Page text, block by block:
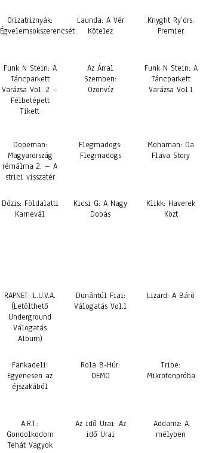
Orizatriznyák:
Égvelemsokszerencsét
Launda: A Vér
Kötelez
Knyght Ry’drs:
Premier
Funk N Stein: A
Táncparkett
Varázsa Vol. 2 –
Félbetépett
Tikett
Az Árral
Szemben:
Özönvíz
Funk N Stein: A
Táncparkett
Varázsa Vol.1
Dopeman:
Magyarország
rémálma 2. – A
strici visszatér
Flegmadogs:
Flegmadogs
Mohaman: Da
Flava Story
Dózis: Földalatti
Karnevál
Kicsi G: A Nagy
Dobás
Klikk: Haverek
Közt
RAPNET: L.U.V.A.
(Letölthető
Underground
Válogatás
Album)
Dunántúl Fiai:
Válogatás Vol.1
Lizard: A Báró
Fankadeli:
Egyenesen az
éjszakából
Rola B-Húr:
DEMO
Tribe:
Mikrofonpróba
A.R.T.:
Gondolkodom
Tehát Vagyok
Az idő Urai: Az
idő Urai
Addamz: A
mélyben